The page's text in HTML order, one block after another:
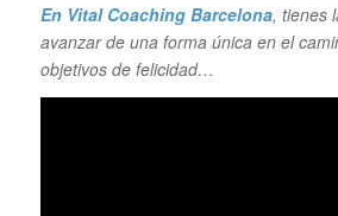
En Vital Coaching Barcelona, tienes
avanzar de una forma única en el
objetivos de felicidad…